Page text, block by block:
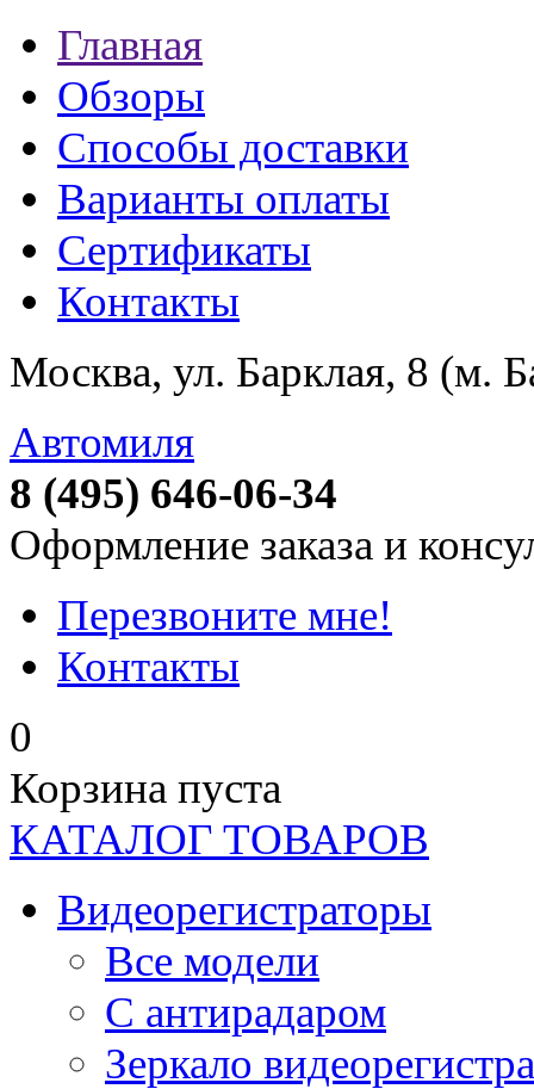
Главная
Обзоры
Способы доставки
Варианты оплаты
Сертификаты
Контакты
Москва, ул. Барклая, 8 (м.
Автомиля
8 (495) 646-06-34
Оформление заказа и
Перезвоните мне!
Контакты
0
Корзина пуста
КАТАЛОГ ТОВАРОВ
Видеорегистраторы
Все модели
C антирадаром
Зеркало